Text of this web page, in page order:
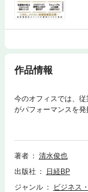
作品情報
今のオフィスでは、
がパフォーマンスを発
人が生き生きと仕事
ます。「オフィス」
す。では、どのよう
「オフィスのプロ」イ
コンサルティングサー
オフィスの最前線を
著者
清水俊也
出版社
日経BP
ジャンル
ビジネス